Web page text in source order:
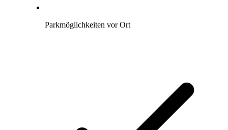
Parkmöglichkeiten vor Ort